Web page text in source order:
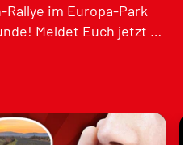
im Europa-Park
Meldet Euch jetzt …